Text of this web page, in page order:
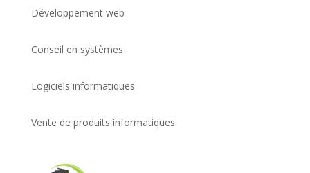
Développement web
Conseil en systèmes
Logiciels informatiques
Vente de produits informatiques